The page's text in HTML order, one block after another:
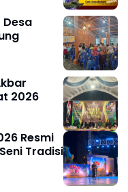
Desa
2026
Resmi
Tradisi